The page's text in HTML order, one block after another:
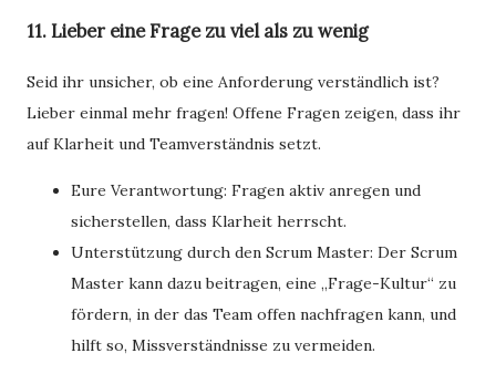
11. Lieber eine Frage zu viel als zu wenig
Seid ihr unsicher, ob eine Anforderung verständlich ist?
Lieber einmal mehr fragen! Offene Fragen zeigen, dass ihr
auf Klarheit und Teamverständnis setzt.
Eure Verantwortung: Fragen aktiv anregen und
sicherstellen, dass Klarheit herrscht.
Unterstützung durch den Scrum Master: Der Scrum
Master kann dazu beitragen, eine „Frage-Kultur“ zu
fördern, in der das Team offen nachfragen kann, und
hilft so, Missverständnisse zu vermeiden.